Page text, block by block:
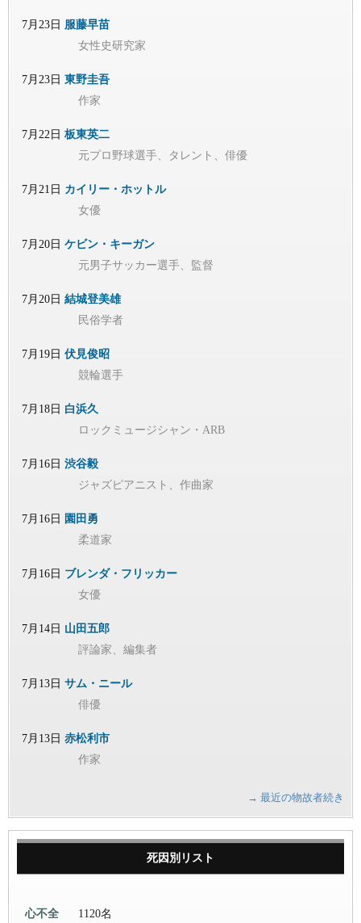
7月23日 服藤早苗
女性史研究家
7月23日 東野圭吾
作家
7月22日 板東英二
元プロ野球選手、タレント、俳優
7月21日 カイリー・ホットル
女優
7月20日 ケビン・キーガン
元男子サッカー選手、監督
7月20日 結城登美雄
民俗学者
7月19日 伏見俊昭
競輪選手
7月18日 白浜久
ロックミュージシャン・ARB
7月16日 渋谷毅
ジャズピアニスト、作曲家
7月16日 園田勇
柔道家
7月16日 ブレンダ・フリッカー
女優
7月14日 山田五郎
評論家、編集者
7月13日 サム・ニール
俳優
7月13日 赤松利市
作家
→ 最近の物故者続き
死因別リスト
心不全 1120名